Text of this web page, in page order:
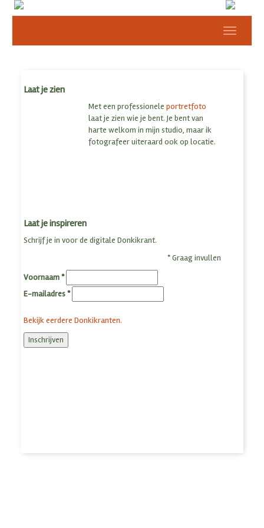
Toggle
Laat je zien
Met een professionele portretfoto
laat je zien wie je bent. Je bent van
harte welkom in mijn studio, maar ik
fotografeer uiteraard ook op locatie.
Laat je inspireren
Schrijf je in voor de digitale Donkikrant.
*Graag invullen
Voornaam*
E-mailadres*
Bekijk eerdere Donkikranten.